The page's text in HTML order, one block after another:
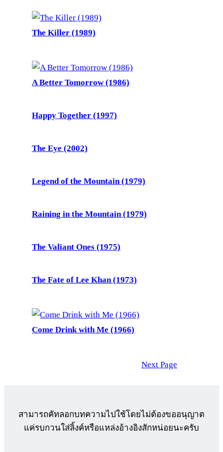
The Killer (1989)
A Better Tomorrow (1986)
Happy Together (1997)
The Eye (2002)
Legend of the Mountain (1979)
Raining in the Mountain (1979)
The Valiant Ones (1975)
The Fate of Lee Khan (1973)
Come Drink with Me (1966)
Next Page
สามารถคัทลอกบทความไปใช้โดยไม่ต้องขออนุญาต
แค่รบกวนใส่ลิ้งค์หรือแหล่งอ้างอิงสักหน่อยนะครับ